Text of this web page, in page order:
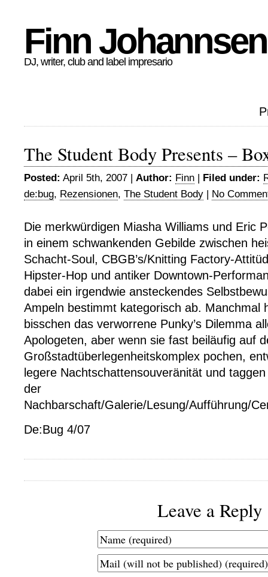
Finn Johannsen
DJ, writer, club and label impresario
The Student Body Presents –
Posted: April 5th, 2007 | Author: Finn | Filed under:
de:bug, Rezensionen, The Student Body | No
Die merkwürdigen Miasha Williams und Eric
in einem schwankenden Gebilde zwischen
Schacht-Soul, CBGB’s/Knitting Factory-
Hipster-Hop und antiker Downtown-
dabei ein irgendwie ansteckendes
Ampeln bestimmt kategorisch ab. Manchmal
bisschen das verworrene Punky’s Dilemma
Apologeten, aber wenn sie fast beiläufig auf
Großstadtüberlegenheitskomplex pochen,
legere Nachtschattensouveränität und
der
Nachbarschaft/Galerie/Lesung/Aufführung/
De:Bug 4/07
Leave a Reply